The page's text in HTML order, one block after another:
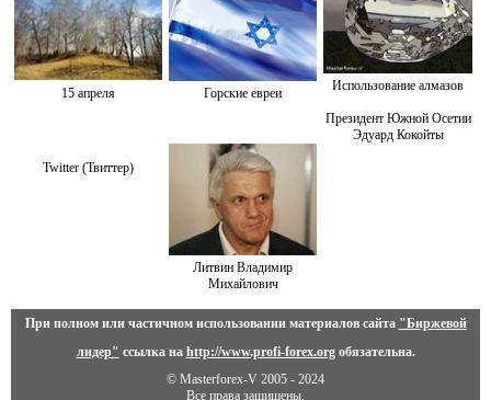
15 апреля Горские евреи
Использование алмазов
Президент Южной Осетии
Эдуард Кокойты
Twitter (Твиттер)
Литвин Владимир
Михайлович
При полном или частичном использовании материалов сайта "Биржевой
лидер" ссылка на http://www.profi-forex.orgобязательна.
© Masterforex-V 2005 - 2024
Все права защищены.